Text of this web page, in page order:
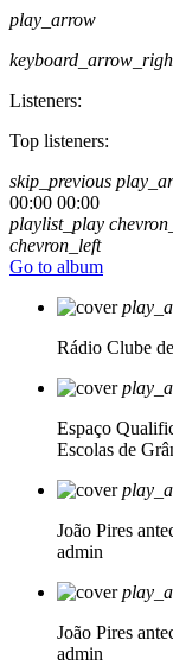
play_arrow
Listeners:
Top listeners:
skip_previous
00:00 00:00
playlist_play
chevron_left
Go to album
Rádio Clube
Espaço
Escolas de
João Pires
admin
João Pires
admin